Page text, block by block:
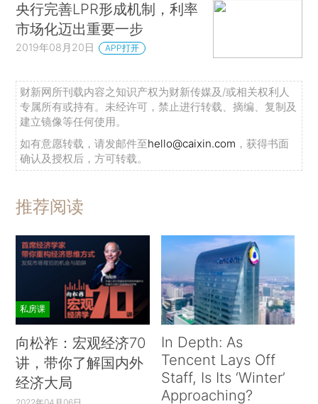
央行完善LPR形成机制，利率
市场化迈出重要一步
2019年08月20日 APP打开
财新网所刊载内容之知识产权为财新传媒及/或相关权利人
专属所有或持有。未经许可，禁止进行转载、摘编、复制及
建立镜像等任何使用。
如有意愿转载，请发邮件至hello@caixin.com ，获得书面
确认及授权后，方可转载。
推荐阅读
私房课
向松祚：宏观经济70
讲，带你了解国内外
经济大局
In Depth: As
Tencent Lays Off
Staff, Is Its ‘Winter’
Approaching?